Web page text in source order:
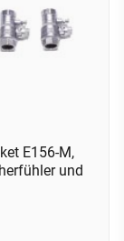
E156-M,
und